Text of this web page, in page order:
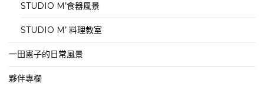
STUDIO M’食器風景
STUDIO M’ 料理教室
一田憲子的日常風景
夥伴專欄